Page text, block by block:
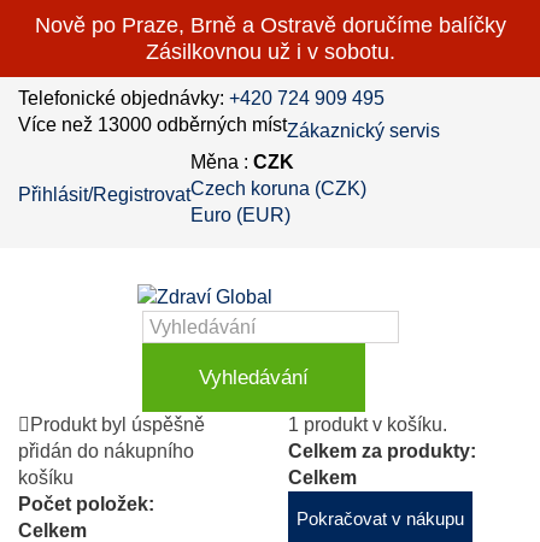
Nově po Praze, Brně a Ostravě doručíme balíčky
Zásilkovnou už i v sobotu.
Telefonické objednávky: +420 724 909 495
Více než 13000 odběrných místZákaznický servis
Přihlásit/Registrovat
Měna : CZK
Czech koruna (CZK)
Euro (EUR)
Vyhledávání
Produkt byl úspěšně
přidán do nákupního
košíku
Počet položek:
Celkem
1 produkt v košíku.
Celkem za produkty:
Celkem
Pokračovat v nákupu